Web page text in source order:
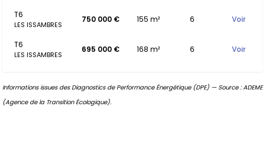
T6
LES ISSAMBRES
750 000 € 155 m² 6 Voir
T6
LES ISSAMBRES
695 000 € 168 m² 6 Voir
Informations issues des Diagnostics de Performance Énergétique (DPE) — Source : ADEME
(Agence de la Transition Écologique).